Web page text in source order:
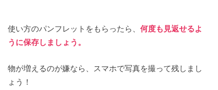
使い方のパンフレットをもらったら、何度も見返せるよ
うに保存しましょう。
物が増えるのが嫌なら、スマホで写真を撮って残しまし
ょう！